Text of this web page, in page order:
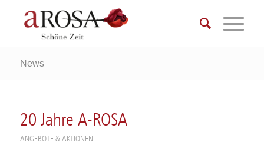
News
20 Jahre A-ROSA
ANGEBOTE & AKTIONEN